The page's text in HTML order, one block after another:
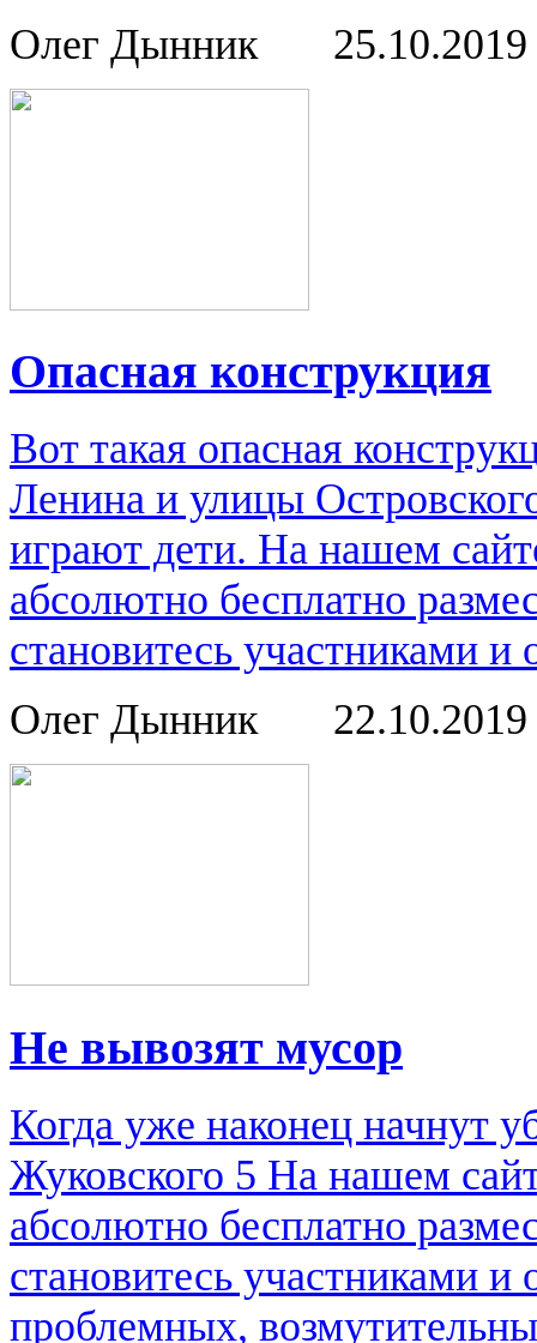
Олег Дынник
25.10.2019
Опасная конструкция
Вот такая опасная
Ленина и улицы
играют дети. На нашем
абсолютно бесплатно
становитесь участниками
Олег Дынник
22.10.2019
Не вывозят мусор
Когда уже наконец начнут
Жуковского 5 На нашем
абсолютно бесплатно
становитесь участниками
проблемных,